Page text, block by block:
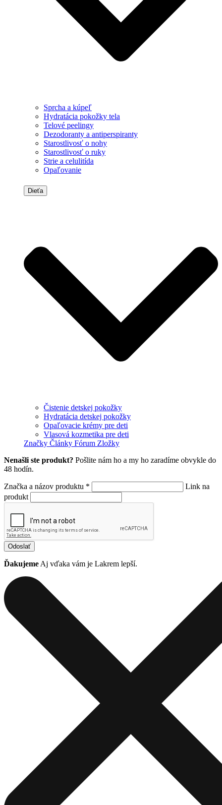
Sprcha a kúpeľ
Hydratácia pokožky tela
Telové peelingy
Dezodoranty a antiperspiranty
Starostlivosť o nohy
Starostlivosť o ruky
Strie a celulitída
Opaľovanie
Dieťa
Čistenie detskej pokožky
Hydratácia detskej pokožky
Opaľovacie krémy pre deti
Vlasová kozmetika pre deti
Značky Články Fórum Zložky
Nenašli ste produkt? Pošlite nám ho a my ho zaradíme obvykle do
48 hodín.
Značka a názov produktu *
Link na
produkt
Odoslať
Ďakujeme Aj vďaka vám je Lakrem lepší.